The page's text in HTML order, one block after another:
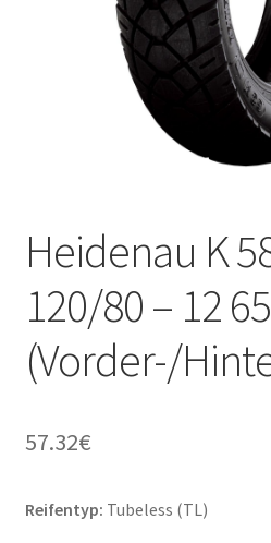
Heidenau K
120/80 – 12
(Vorder-/
57.32€
Reifentyp: Tubeless (TL)